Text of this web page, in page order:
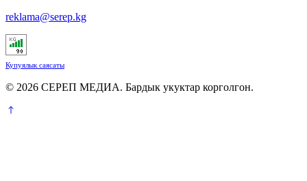
reklama@serep.kg
Купуялык саясаты
© 2026 СЕРЕП МЕДИА. Бардык укуктар корголгон.